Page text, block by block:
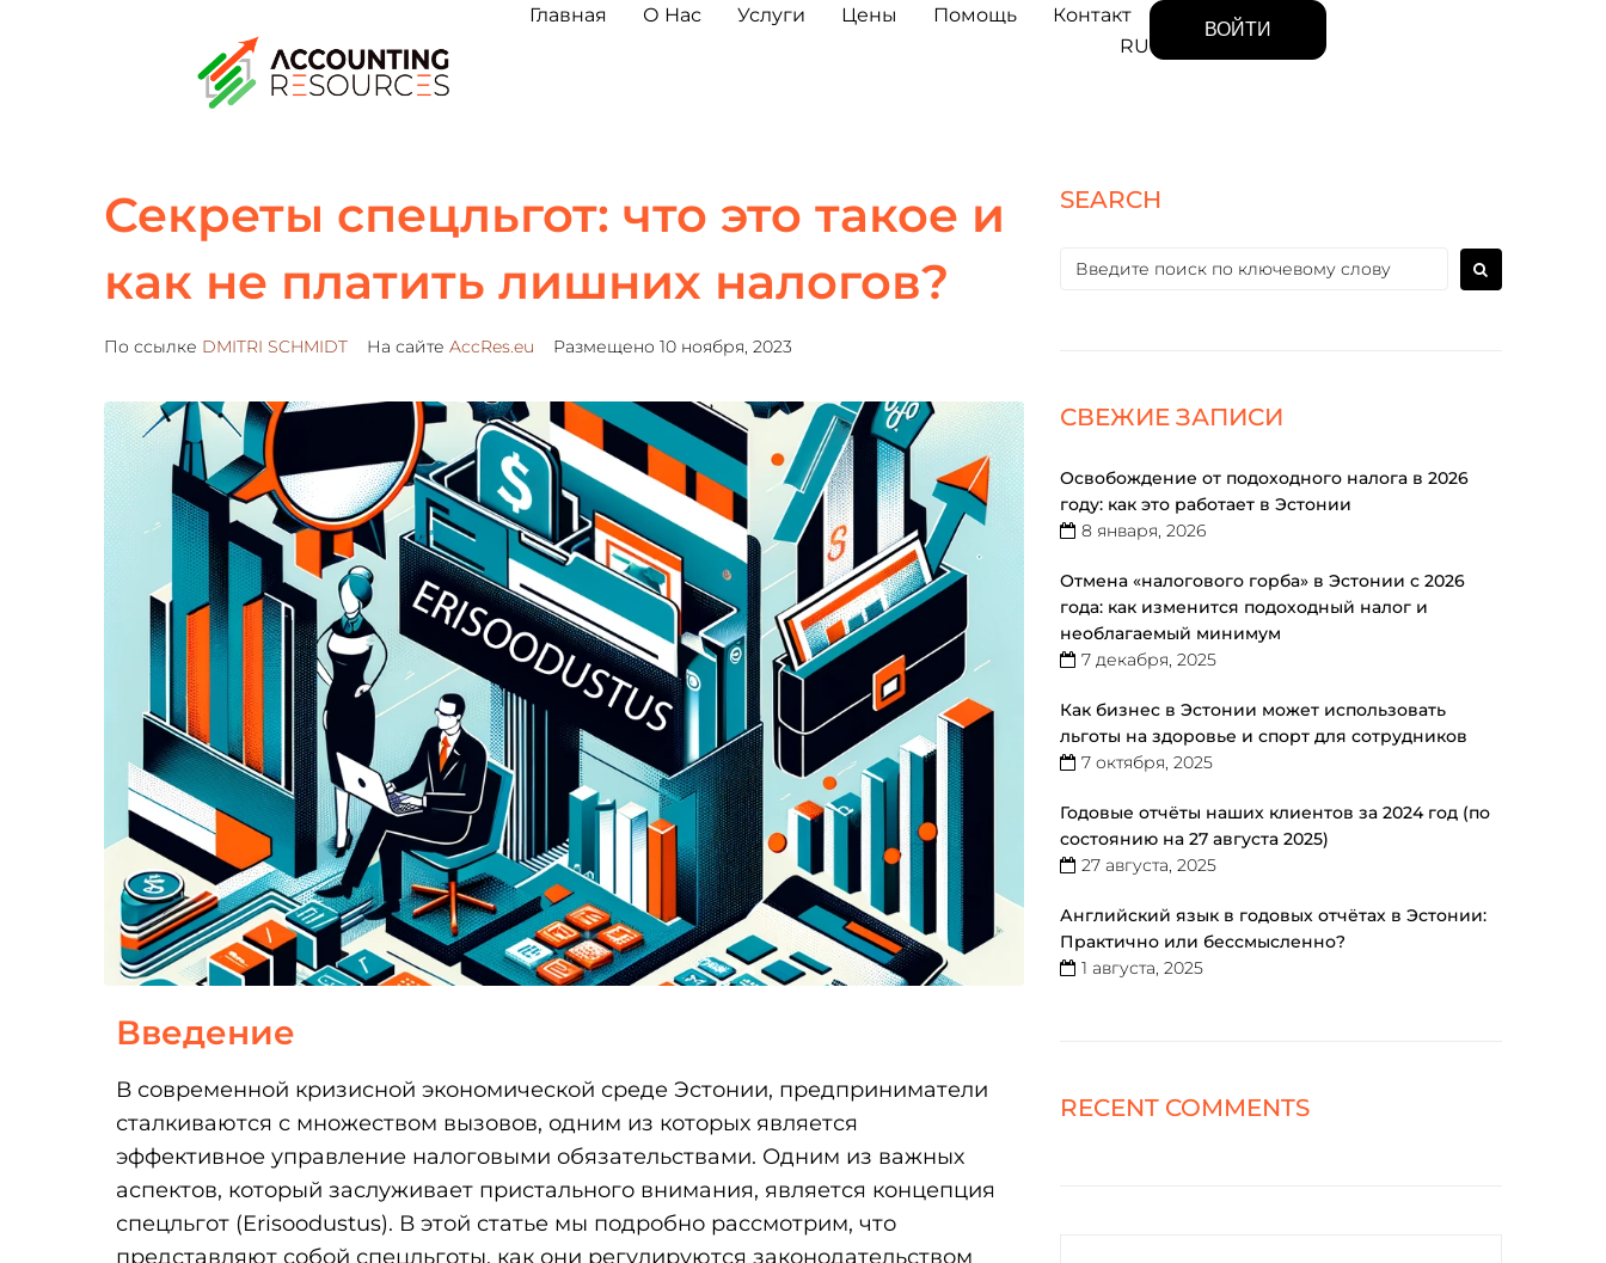
Главная О Нас Услуги Цены Помощь
Контакт
RU
ВОЙТИ
Секреты cпецльгот: что это такое и
как не платить лишних налогов?
По ссылке DMITRI SCHMIDT На сайте AccRes.eu Размещено 10 ноября, 2023
Введение
В современной кризисной экономической среде Эстонии, предприниматели
сталкиваются с множеством вызовов, одним из которых является
эффективное управление налоговыми обязательствами. Одним из важных
аспектов, который заслуживает пристального внимания, является концепция
спецльгот (Erisoodustus). В этой статье мы подробно рассмотрим, что
представляют собой спецльготы, как они регулируются законодательством
SEARCH
СВЕЖИЕ ЗАПИСИ
Освобождение от подоходного налога в 2026
году: как это работает в Эстонии
8 января, 2026
Отмена «налогового горба» в Эстонии с 2026
года: как изменится подоходный налог и
необлагаемый минимум
7 декабря, 2025
Как бизнес в Эстонии может использовать
льготы на здоровье и спорт для сотрудников
7 октября, 2025
Годовые отчёты наших клиентов за 2024 год (по
состоянию на 27 августа 2025)
27 августа, 2025
Английский язык в годовых отчётах в Эстонии:
Практично или бессмысленно?
1 августа, 2025
RECENT COMMENTS